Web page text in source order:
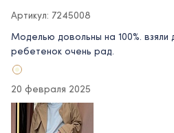
Артикул: 7245008
Моделью довольны на 100%. взяли
ребетенок очень рад.
20 февраля 2025